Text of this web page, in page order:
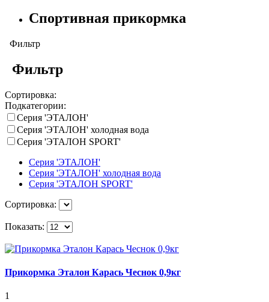
Спортивная прикормка
Фильтр
Фильтр
Сортировка:
Подкатегории:
Серия 'ЭТАЛОН'
Серия 'ЭТАЛОН' холодная вода
Серия 'ЭТАЛОН SPORT'
Серия 'ЭТАЛОН'
Серия 'ЭТАЛОН' холодная вода
Серия 'ЭТАЛОН SPORT'
Сортировка:
Показать:
Прикормка Эталон Карась Чеснок 0,9кг
1